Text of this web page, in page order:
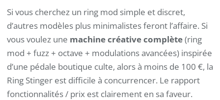
Si vous cherchez un ring mod simple et discret,
d’autres modèles plus minimalistes feront l’affaire. Si
vous voulez une machine créative complète(ring
mod + fuzz + octave + modulations avancées) inspirée
d’une pédale boutique culte, alors à moins de 100 €, la
Ring Stinger est difficile à concurrencer. Le rapport
fonctionnalités / prix est clairement en sa faveur.